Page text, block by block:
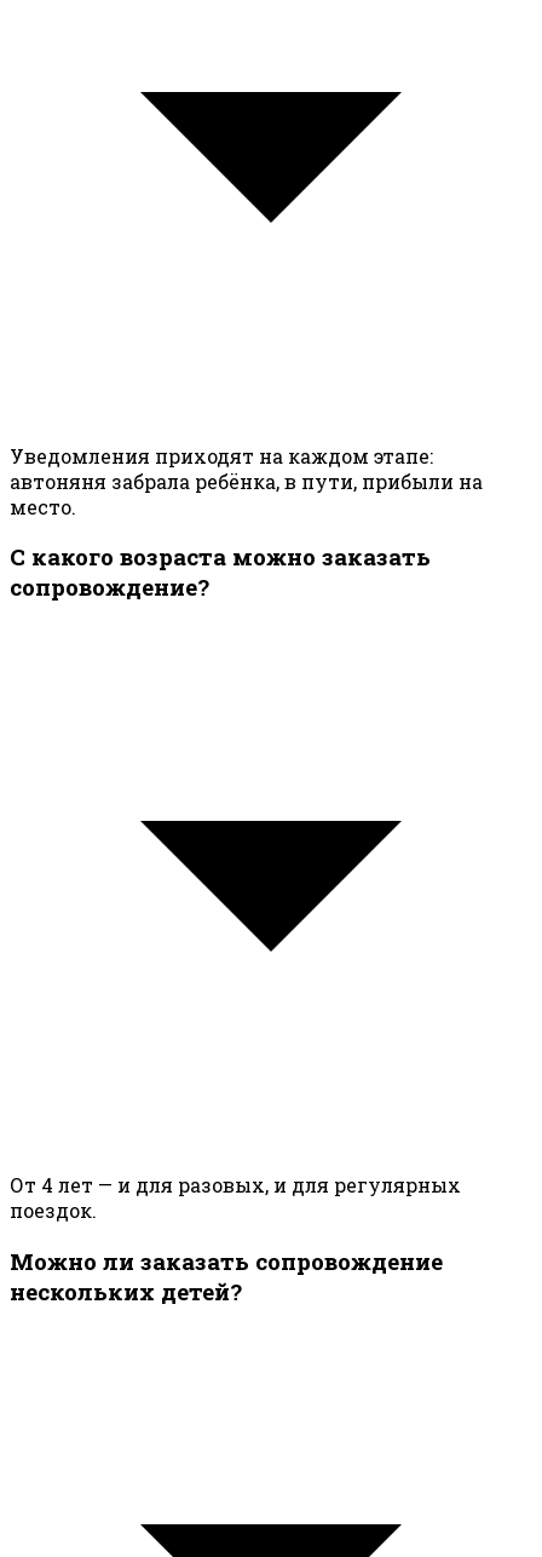
Уведомления приходят на каждом этапе:
автоняня забрала ребёнка, в пути, прибыли на
место.
С какого возраста можно заказать
сопровождение?
От 4 лет — и для разовых, и для регулярных
поездок.
Можно ли заказать сопровождение
нескольких детей?